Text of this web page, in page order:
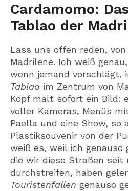
Cardamomo:
Tablao der
Lass uns offen reden, von
Madrilene. Ich weiß
wenn jemand vorschlägt,
Tablao im Zentrum von
Kopf malt sofort ein Bild:
voller Kameras, Menüs
Paella und eine Show, so
Plastiksouvenir von der
weiß es, weil ich genauso
die wir diese Straßen seit
durchstreifen, haben
Touristenfallen genauso